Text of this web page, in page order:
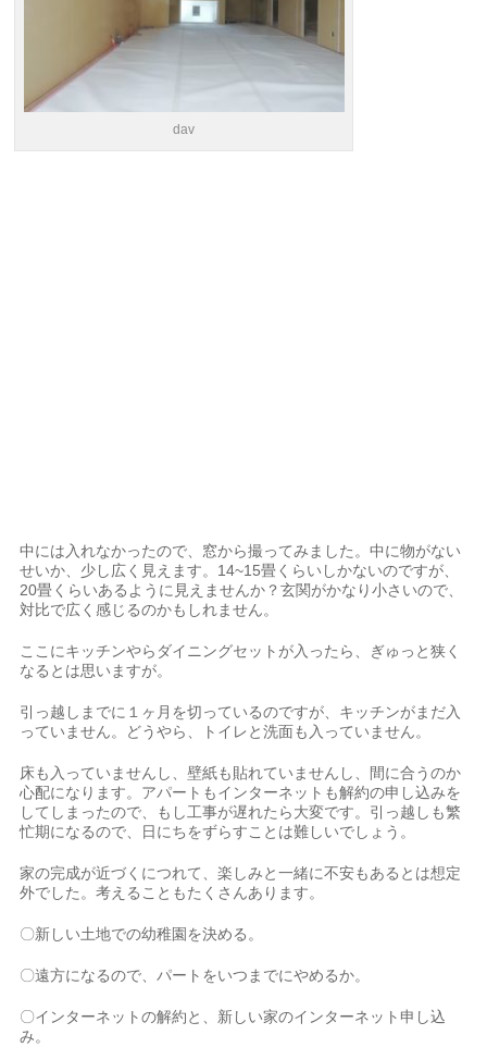
dav
中には入れなかったので、窓から撮ってみました。中に物がない
せいか、少し広く見えます。14~15畳くらいしかないのですが、
20畳くらいあるように見えませんか？玄関がかなり小さいので、
対比で広く感じるのかもしれません。
ここにキッチンやらダイニングセットが入ったら、ぎゅっと狭く
なるとは思いますが。
引っ越しまでに１ヶ月を切っているのですが、キッチンがまだ入
っていません。どうやら、トイレと洗面も入っていません。
床も入っていませんし、壁紙も貼れていませんし、間に合うのか
心配になります。アパートもインターネットも解約の申し込みを
してしまったので、もし工事が遅れたら大変です。引っ越しも繁
忙期になるので、日にちをずらすことは難しいでしょう。
家の完成が近づくにつれて、楽しみと一緒に不安もあるとは想定
外でした。考えることもたくさんあります。
〇新しい土地での幼稚園を決める。
〇遠方になるので、パートをいつまでにやめるか。
〇インターネットの解約と、新しい家のインターネット申し込
み。